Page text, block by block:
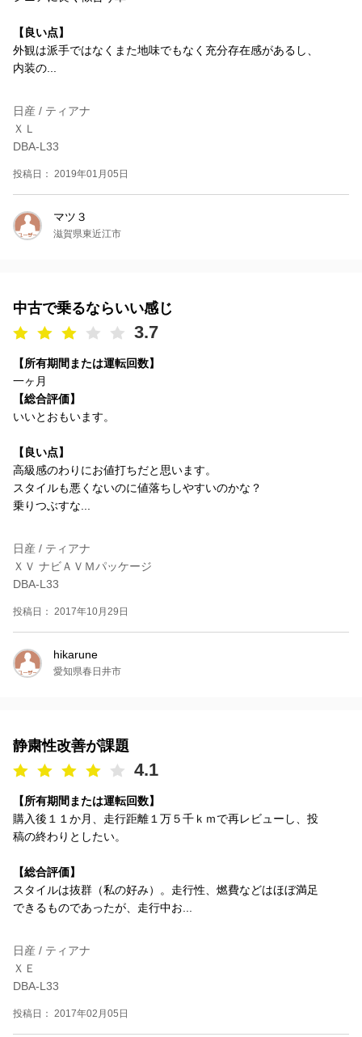
【良い点】
外観は派手ではなくまた地味でもなく充分存在感があるし、
内装の...
日産 / ティアナ
ＸＬ
DBA-L33
投稿日： 2019年01月05日
マツ３
滋賀県東近江市
中古で乗るならいい感じ
3.7
【所有期間または運転回数】
一ヶ月
【総合評価】
いいとおもいます。
【良い点】
高級感のわりにお値打ちだと思います。
スタイルも悪くないのに値落ちしやすいのかな？
乗りつぶすな...
日産 / ティアナ
ＸＶ ナビＡＶＭパッケージ
DBA-L33
投稿日： 2017年10月29日
hikarune
愛知県春日井市
静粛性改善が課題
4.1
【所有期間または運転回数】
購入後１１か月、走行距離１万５千ｋｍで再レビューし、投
稿の終わりとしたい。
【総合評価】
スタイルは抜群（私の好み）。走行性、燃費などはほぼ満足
できるものであったが、走行中お...
日産 / ティアナ
ＸＥ
DBA-L33
投稿日： 2017年02月05日